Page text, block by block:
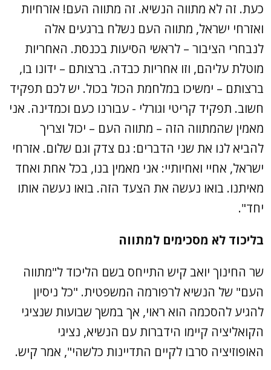
כעת. זה לא מתווה הנשיא. זה מתווה העם! אזרחיות
ואזרחי ישראל, מתווה העם נשלח ברגעים אלה
לנבחרי הציבור – לראשי הסיעות בכנסת. האחריות
מוטלת עליהם, וזו אחריות כבדה. ברצותם – ידונו בו,
ברצותם – ימשיכו במלחמת הכול בכול. יש לכם תפקיד
חשוב. תפקיד קריטי וגורלי - עבורנו כעם וכמדינה. אני
מאמין שהמתווה הזה – מתווה העם – יכול וצריך
להביא לנו את שני הדברים: גם צדק וגם שלום. אזרחי
ישראל, אחיי ואחיותיי: אני מאמין בנו, בכל אחת ואחד
מאיתנו. בואו נעשה את הצעד הזה. בואו נעשה אותו
יחד".
בליכוד לא מסכימים למתווה
שר החינוך יואב קיש התייחס בשם הליכוד ל"מתווה
העם" של הנשיא לרפורמה המשפטית. "כל ניסיון
להגיע להסכמה הוא ראוי, אך במשך שבועות שנציגי
הקואליציה קיימו הידברות עם הנשיא, נציגי
האופוזיציה סרבו לקיים התדיינות כלשהי", אמר קיש.